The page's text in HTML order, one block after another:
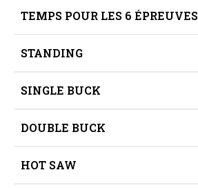
TEMPS POUR LES 6 ÉPREUVES
STANDING
SINGLE BUCK
DOUBLE BUCK
HOT SAW